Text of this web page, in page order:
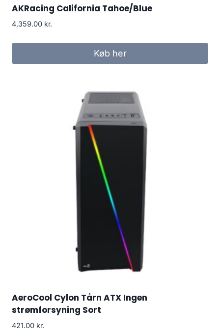
AKRacing California Tahoe/Blue
4,359.00 kr.
Køb her
AeroCool Cylon Tårn ATX Ingen
strømforsyning Sort
421.00 kr.